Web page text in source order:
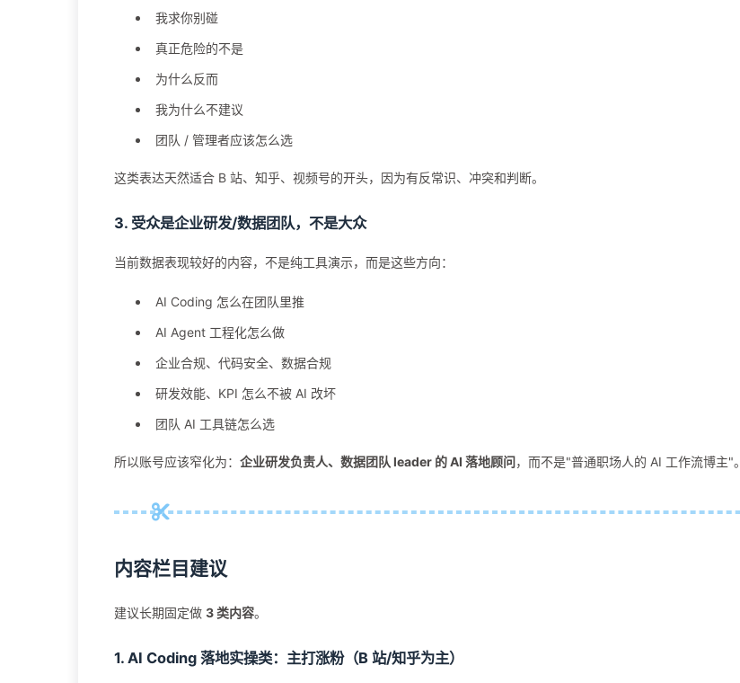
我求你别碰
真正危险的不是
为什么反而
我为什么不建议
团队 / 管理者应该怎么选
这类表达天然适合 B 站、知乎、视频号的开头，因为有反常识、冲突和判断。
3. 受众是企业研发/数据团队，不是大众
当前数据表现较好的内容，不是纯工具演示，而是这些方向：
AI Coding 怎么在团队里推
AI Agent 工程化怎么做
企业合规、代码安全、数据合规
研发效能、KPI 怎么不被 AI 改坏
团队 AI 工具链怎么选
所以账号应该窄化为： 企业研发负责人、数据团队 leader 的 AI 落地顾问，而不是"普通职场人的 AI 工作流博主"。
内容栏目建议
建议长期固定做 3 类内容。
1. AI Coding 落地实操类：主打涨粉（B 站/知乎为主）